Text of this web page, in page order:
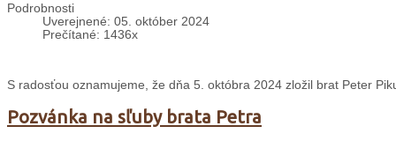
Podrobnosti
Uverejnené: 05. október 2024
Prečítané: 1436x
S radosťou oznamujeme, že dňa 5. októbra 2024 zložil brat Peter
Pozvánka na sľuby brata Petra